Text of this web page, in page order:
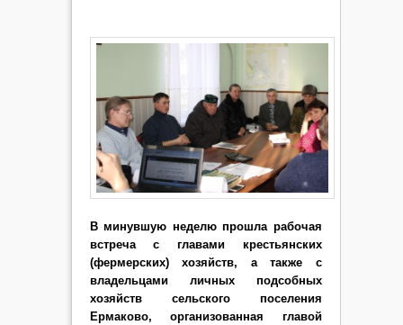
В минувшую неделю прошла рабочая
встреча с главами крестьянских
(фермерских) хозяйств, а также с
владельцами личных подсобных
хозяйств сельского поселения
Ермаково, организованная главой